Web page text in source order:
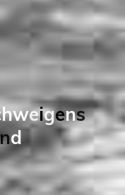
hweigens
d